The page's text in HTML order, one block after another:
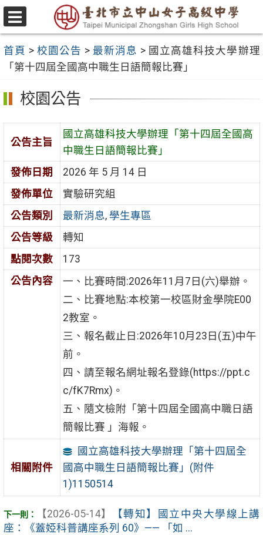
跳
至
要
容
區
選
單
首頁 > 校園公告 > 最新消息 > 國立高雄科技大學辦理
「第十四屆全國高中職生日語簡報比賽」
校園公告
公告主旨
國立高雄科技大學辦理「第十四屆全國高
中職生日語簡報比賽」
發佈日期
2026 年 5 月 14 日
發佈單位
實驗研究組
公告類別
最新消息, 學生專區
公告等級
轉知
點閱次數
173
公告內容
一、比賽時間:2026年11月7日(六)舉辦。
二、比賽地點:本校第一校區財金學院E00
2教室。
三、報名截止日:2026年10月23日(五)中午
前。
四、請至報名網址報名登錄(https://ppt.c
c/fK7Rmx)。
五、隨文檢附「第十四屆全國高中職日語
簡報比賽 」海報。
相關附件
國立高雄科技大學辦理「第十四屆全
國高中職生日語簡報比賽」(附件
1)1150514
【2026-05-14】
【轉知】國立中央大學線上講
座：《蓋婭科普講座系列 60》—— 「如 ...